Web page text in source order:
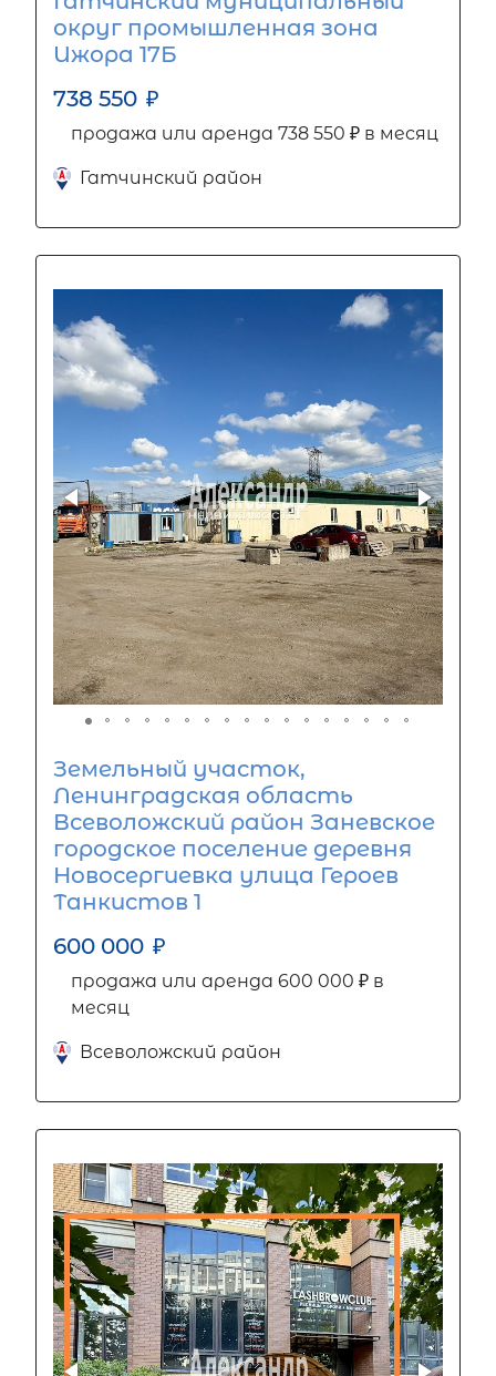
округ промышленная зона
Ижора 17Б
738 550 ₽
продажа или аренда 738 550 ₽ в месяц
Гатчинский район
Земельный участок,
Ленинградская область
Всеволожский район Заневское
городское поселение деревня
Новосергиевка улица Героев
Танкистов 1
600 000 ₽
продажа или аренда 600 000 ₽ в
месяц
Всеволожский район